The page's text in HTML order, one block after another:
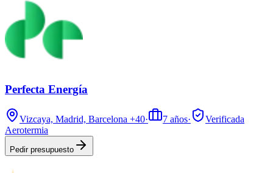
Perfecta Energía
Vizcaya, Madrid, Barcelona +40· 7 años·
Verificada
Aerotermia
Pedir presupuesto